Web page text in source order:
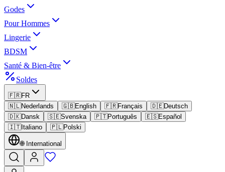
Godes
Pour Hommes
Lingerie
BDSM
Santé & Bien-être
Soldes
🇫🇷FR
🇳🇱Nederlands 🇬🇧English 🇫🇷Français 🇩🇪Deutsch
🇩🇰Dansk 🇸🇪Svenska 🇵🇹Português 🇪🇸Español
🇮🇹Italiano 🇵🇱Polski
🌐 International